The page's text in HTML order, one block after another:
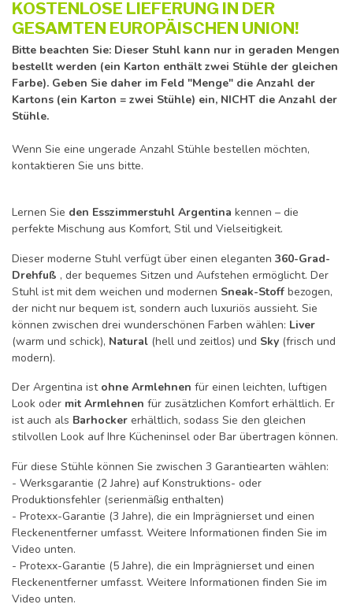
KOSTENLOSE LIEFERUNG IN DER
GESAMTEN EUROPÄISCHEN UNION!
Bitte beachten Sie: Dieser Stuhl kann nur in geraden Mengen
bestellt werden (ein Karton enthält zwei Stühle der gleichen
Farbe). Geben Sie daher im Feld "Menge" die Anzahl der
Kartons (ein Karton = zwei Stühle) ein, NICHT die Anzahl der
Stühle.
Wenn Sie eine ungerade Anzahl Stühle bestellen möchten,
kontaktieren Sie uns bitte.
Lernen Sie den Esszimmerstuhl Argentina kennen – die
perfekte Mischung aus Komfort, Stil und Vielseitigkeit.
Dieser moderne Stuhl verfügt über einen eleganten 360-Grad-
Drehfuß , der bequemes Sitzen und Aufstehen ermöglicht. Der
Stuhl ist mit dem weichen und modernen Sneak-Stoff bezogen,
der nicht nur bequem ist, sondern auch luxuriös aussieht. Sie
können zwischen drei wunderschönen Farben wählen: Liver
(warm und schick), Natural (hell und zeitlos) und Sky (frisch und
modern).
Der Argentina ist ohne Armlehnen für einen leichten, luftigen
Look oder mit Armlehnen für zusätzlichen Komfort erhältlich. Er
ist auch als Barhocker erhältlich, sodass Sie den gleichen
stilvollen Look auf Ihre Kücheninsel oder Bar übertragen können.
Für diese Stühle können Sie zwischen 3 Garantiearten wählen:
- Werksgarantie (2 Jahre) auf Konstruktions- oder
Produktionsfehler (serienmäßig enthalten)
- Protexx-Garantie (3 Jahre), die ein Imprägnierset und einen
Fleckenentferner umfasst. Weitere Informationen finden Sie im
Video unten.
- Protexx-Garantie (5 Jahre), die ein Imprägnierset und einen
Fleckenentferner umfasst. Weitere Informationen finden Sie im
Video unten.